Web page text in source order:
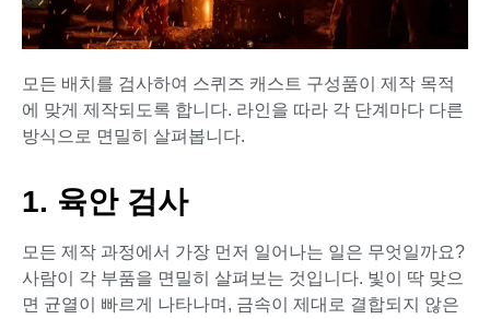
모든 배치를 검사하여 스퀴즈 캐스트 구성품이 제작 목적
에 맞게 제작되도록 합니다. 라인을 따라 각 단계마다 다른
방식으로 면밀히 살펴봅니다.
1. 육안 검사
모든 제작 과정에서 가장 먼저 일어나는 일은 무엇일까요?
사람이 각 부품을 면밀히 살펴보는 것입니다. 빛이 딱 맞으
면 균열이 빠르게 나타나며, 금속이 제대로 결합되지 않은